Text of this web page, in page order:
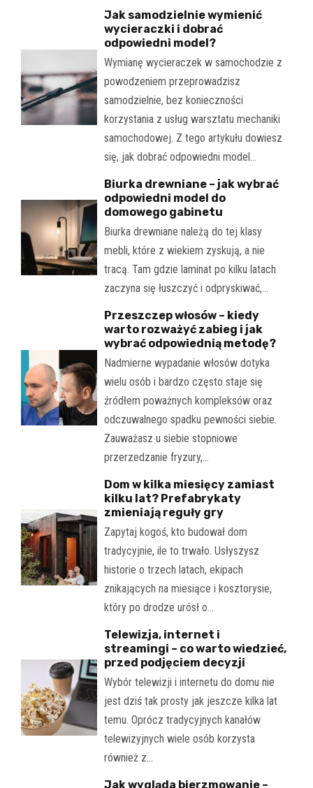
Jak samodzielnie wymienić
wycieraczki i dobrać
odpowiedni model?
Wymianę wycieraczek w samochodzie z
powodzeniem przeprowadzisz
samodzielnie, bez konieczności
korzystania z usług warsztatu mechaniki
samochodowej. Z tego artykułu dowiesz
się, jak dobrać odpowiedni model…
Biurka drewniane – jak wybrać
odpowiedni model do
domowego gabinetu
Biurka drewniane należą do tej klasy
mebli, które z wiekiem zyskują, a nie
tracą. Tam gdzie laminat po kilku latach
zaczyna się łuszczyć i odpryskiwać,…
Przeszczep włosów – kiedy
warto rozważyć zabieg i jak
wybrać odpowiednią metodę?
Nadmierne wypadanie włosów dotyka
wielu osób i bardzo często staje się
źródłem poważnych kompleksów oraz
odczuwalnego spadku pewności siebie.
Zauważasz u siebie stopniowe
przerzedzanie fryzury,…
Dom w kilka miesięcy zamiast
kilku lat? Prefabrykaty
zmieniają reguły gry
Zapytaj kogoś, kto budował dom
tradycyjnie, ile to trwało. Usłyszysz
historie o trzech latach, ekipach
znikających na miesiące i kosztorysie,
który po drodze urósł o…
Telewizja, internet i
streamingi – co warto wiedzieć,
przed podjęciem decyzji
Wybór telewizji i internetu do domu nie
jest dziś tak prosty jak jeszcze kilka lat
temu. Oprócz tradycyjnych kanałów
telewizyjnych wiele osób korzysta
również z…
Jak wygląda bierzmowanie –